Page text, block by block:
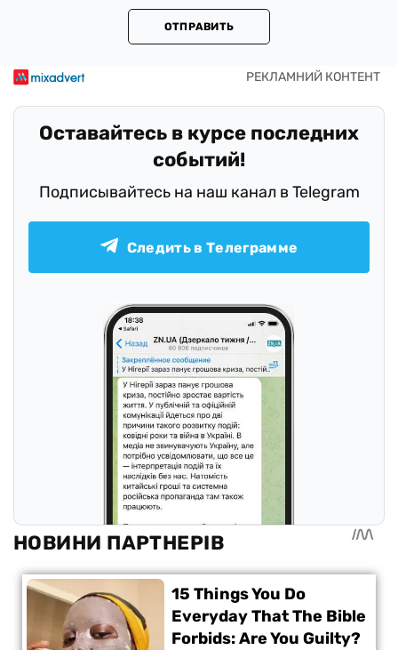
ОТПРАВИТЬ
Оставайтесь в курсе последних
событий!
Подписывайтесь на наш канал в Telegram
Следить в Телеграмме